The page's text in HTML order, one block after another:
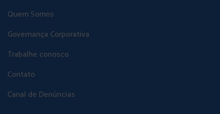
Quem Somos
Governança Corporativa
Trabalhe conosco
Contato
Canal de Denúncias